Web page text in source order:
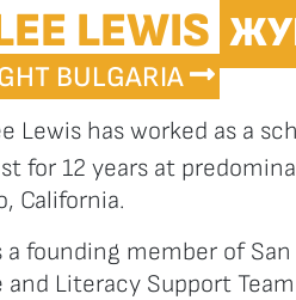
LEWIS
BULGARIA
Lewis has worked as a
for 12 years at
California.
a founding member of
and Literacy Support